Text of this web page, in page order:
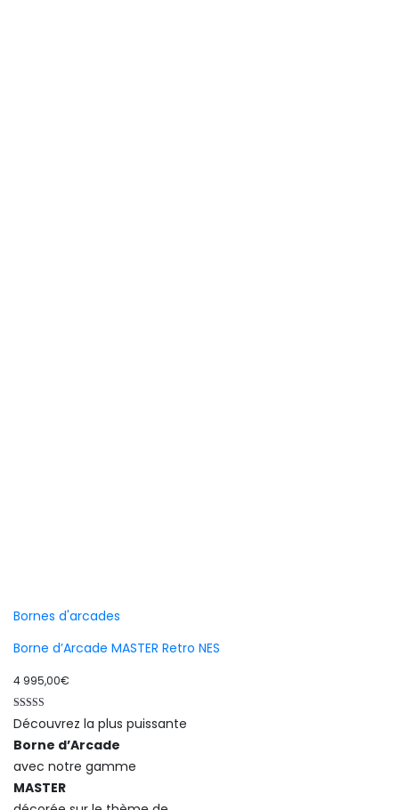
Bornes d'arcades
Borne d’Arcade MASTER Retro NES
4 995,00€
Note
5.00
sur 5
Découvrez la plus puissante
Borne d’Arcade
avec notre gamme
MASTER